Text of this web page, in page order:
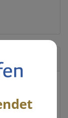
für